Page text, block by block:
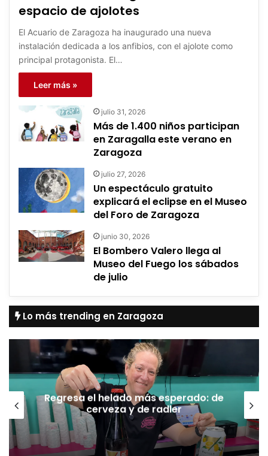
espacio de ajolotes
El Acuario de Zaragoza ha inaugurado una nueva
instalación dedicada a los anfibios, con el ajolote como
principal protagonista. El…
Leer más »
julio 31, 2026
Más de 1.400 niños participan
en Zaragalla este verano en
Zaragoza
julio 27, 2026
Un espectáculo gratuito
explicará el eclipse en el Museo
del Foro de Zaragoza
junio 30, 2026
El Bombero Valero llega al
Museo del Fuego los sábados
de julio
Lo más trending en Zaragoza
Regresa el helado más esperado: de
cerveza y de radler